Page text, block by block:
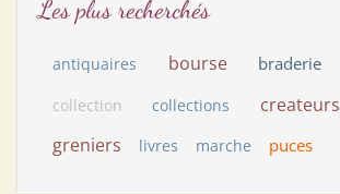
Les plus recherchés
antiquaires bourse braderie
collection collections createurs
greniers livres marche puces